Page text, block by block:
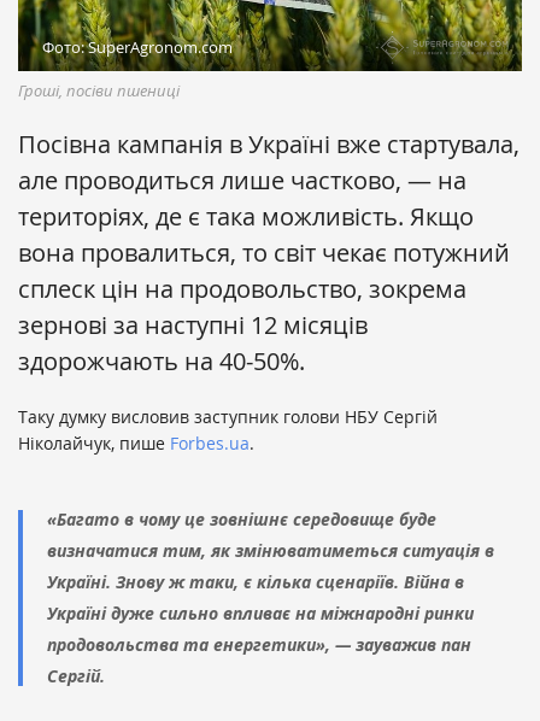
Фото: SuperAgronom.com
Гроші, посіви пшениці
Посівна кампанія в Україні вже стартувала,
але проводиться лише частково, — на
територіях, де є така можливість. Якщо
вона провалиться, то світ чекає потужний
сплеск цін на продовольство, зокрема
зернові за наступні 12 місяців
здорожчають на 40-50%.
Таку думку висловив заступник голови НБУ Сергій
Ніколайчук, пише Forbes.ua.
«Багато в чому це зовнішнє середовище буде
визначатися тим, як змінюватиметься ситуація в
Україні. Знову ж таки, є кілька сценаріїв. Війна в
Україні дуже сильно впливає на міжнародні ринки
продовольства та енергетики», — зауважив пан
Сергій.